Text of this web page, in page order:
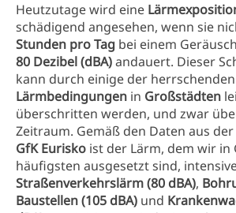
Heutzutage wird eine
schädigend angesehen, wenn sie
Stunden pro Tag bei einem
80 Dezibel (dBA)andauert. Dieser
kann durch einige der herrschenden
Lärmbedingungen in Großstädten
überschritten werden, und zwar
Zeitraum. Gemäß den Daten aus
GfK Eurisko ist der Lärm, dem wir in
häufigsten ausgesetzt sind,
Straßenverkehrslärm (80 dBA),
Baustellen (105 dBA) und